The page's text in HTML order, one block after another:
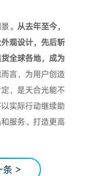
。 从去年至今，
观设计，先后斩
全球各地，成为
言，为用户创造
，是天合光能不
实际行动继续助
服务、打造更高
条 >